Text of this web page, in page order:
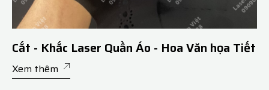
Cắt - Khắc Laser Quần Áo - Hoa Văn họa Tiết
Xem thêm